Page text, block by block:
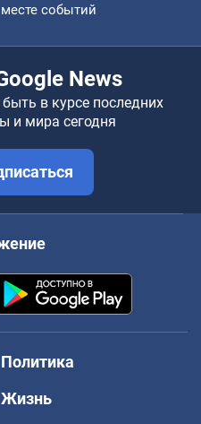
месте событий
News
в курсе последних
и мира сегодня
Политика
Жизнь